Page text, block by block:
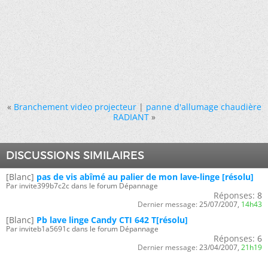
« Branchement video projecteur|panne d'allumage chaudière
RADIANT »
DISCUSSIONS SIMILAIRES
[Blanc] pas de vis abîmé au palier de mon lave-linge [résolu]
Par invite399b7c2c dans le forum Dépannage
Réponses: 8
Dernier message: 25/07/2007, 14h43
[Blanc] Pb lave linge Candy CTI 642 T[résolu]
Par inviteb1a5691c dans le forum Dépannage
Réponses: 6
Dernier message: 23/04/2007, 21h19